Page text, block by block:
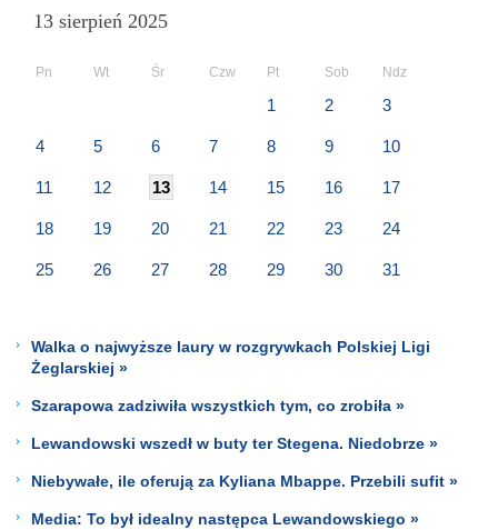
13 sierpień 2025
Pn Wt Śr Czw Pt Sob Ndz
1 2 3
4 5 6 7 8 9 10
11 12 13 14 15 16 17
18 19 20 21 22 23 24
25 26 27 28 29 30 31
Walka o najwyższe laury w rozgrywkach Polskiej Ligi
Żeglarskiej »
Szarapowa zadziwiła wszystkich tym, co zrobiła »
Lewandowski wszedł w buty ter Stegena. Niedobrze »
Niebywałe, ile oferują za Kyliana Mbappe. Przebili sufit »
Media: To był idealny następca Lewandowskiego »